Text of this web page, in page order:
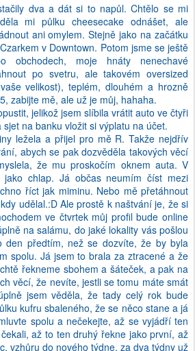
dva a dát si to napůl. Chtělo se mi
mi půlku cheesecake odnášet, ale
ani omylem. Stejně jako na začátku
v Downtown. Potom jsme se ještě
obchodech, moje hnáty nenechavé
po svetru, ale takovém oversized
velikost), teplém, dlouhém a hrozně
zabijte mě, ale už je můj, hahaha.
jelikož jsem slíbila vrátit auto ve čtyři
na banku vložit si výplatu na účet.
ležela a přijel pro mě R. Takže nejdřív
abych se pak dozvěděla takových věcí
že mu proskočím oknem auta. V
jako chlap. Já občas neumím číst mezi
říct jak miminu. Nebo mě přetáhnout
udělal.:D Ale prostě k naštvání je, že si
ve čtvrtek můj profil bude online
na salámu, do jaké lokality vás pošlou
předtím, než se dozvíte, že by byla
spolu. Já jsem to brala za ztracené a že
řekneme sbohem a šáteček, a pak na
věcí, že nevíte, jestli se tomu máte smát
jsem věděla, že tady celý rok bude
kufru sbaleného, že se něco stane a já
spolu a nečekejte, až se vyjádří ten
až to ten druhý řekne jako první, až
vzhůru do nového týdne, za dva týdny už